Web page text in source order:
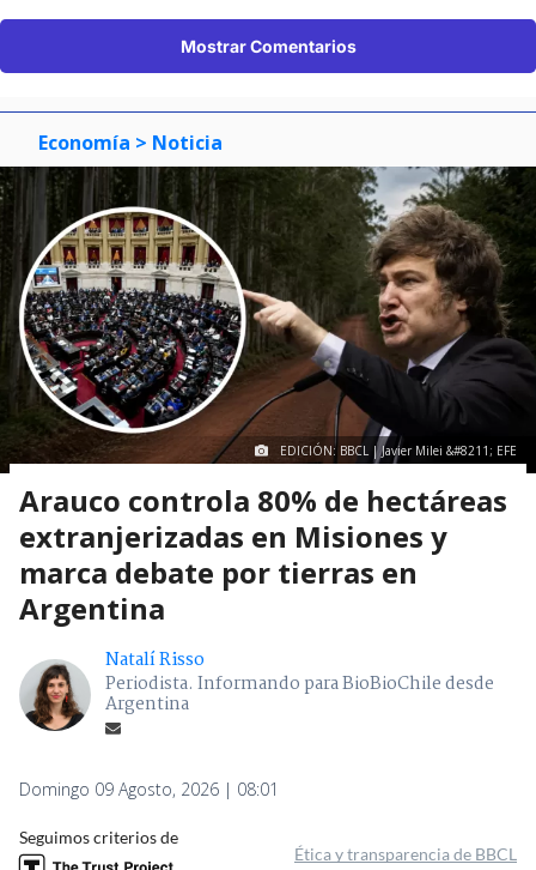
Mostrar Comentarios
Economía > Noticia
EDICIÓN: BBCL | Javier Milei &#8211; EFE
Arauco controla 80% de hectáreas
extranjerizadas en Misiones y
marca debate por tierras en
Argentina
Natalí Risso
Periodista. Informando para BioBioChile desde
Argentina
Domingo 09 Agosto, 2026 | 08:01
Seguimos criterios de
Ética y transparencia de BBCL